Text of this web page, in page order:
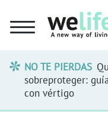
NO TE PIERDAS
sobreproteger:
con vértigo